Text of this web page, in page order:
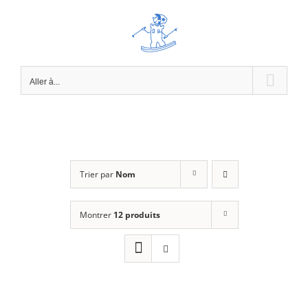
Aller à...
Trier par Nom
Montrer 12 produits